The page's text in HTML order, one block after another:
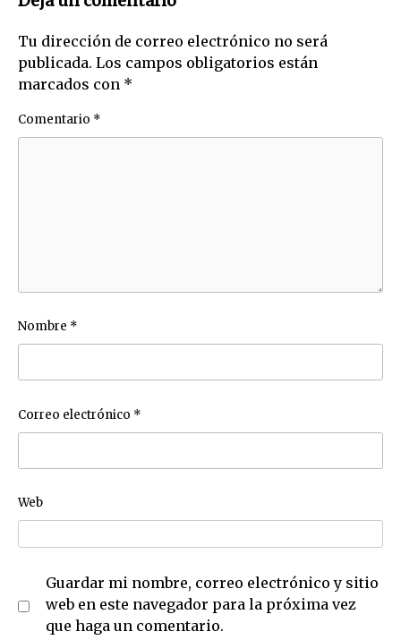
Tu dirección de correo electrónico no será
publicada. Los campos obligatorios están
marcados con *
Comentario *
Nombre *
Correo electrónico *
Web
Guardar mi nombre, correo electrónico y sitio
web en este navegador para la próxima vez
que haga un comentario.